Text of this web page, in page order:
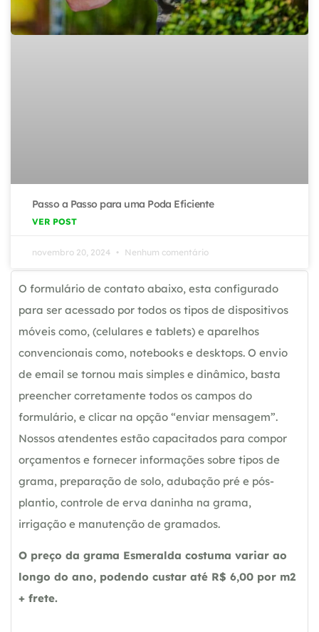
Passo a Passo para uma Poda Eficiente
VER POST
novembro 20, 2024 Nenhum comentário
O formulário de contato abaixo, esta configurado
para ser acessado por todos os tipos de dispositivos
móveis como, (celulares e tablets) e aparelhos
convencionais como, notebooks e desktops. O envio
de email se tornou mais simples e dinâmico, basta
preencher corretamente todos os campos do
formulário, e clicar na opção “enviar mensagem”.
Nossos atendentes estão capacitados para compor
orçamentos e fornecer informações sobre tipos de
grama, preparação de solo, adubação pré e pós-
plantio, controle de erva daninha na grama,
irrigação e manutenção de gramados.
O preço da grama Esmeralda costuma variar ao
longo do ano, podendo custar até R$ 6,00 por m2
+ frete.